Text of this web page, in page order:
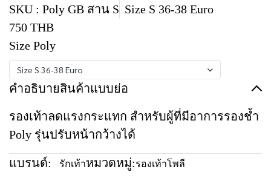
SKU : Poly GB สาน S Size S 36-38 Euro
750 THB
Size Poly
Size S 36-38 Euro
คำอธิบายสินค้าแบบย่อ
รองเท้าลดแรงกระแทก สำหรับผู้ที่มีอาการรองช้ำ
Poly รุ่นปรับหน้ากว้างได้
แบรนด์: รักเท้าหมวดหมู่:รองเท้าโพลี